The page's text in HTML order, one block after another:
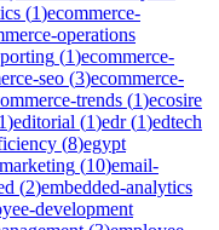
(1)ecommerce-
operations
(1)ecommerce-
seo (3)ecommerce-
trends (1)ecosire
1)editorial (1)edr(1)edtech
(8)egypt
(10)email-
(2)embedded-analytics
development